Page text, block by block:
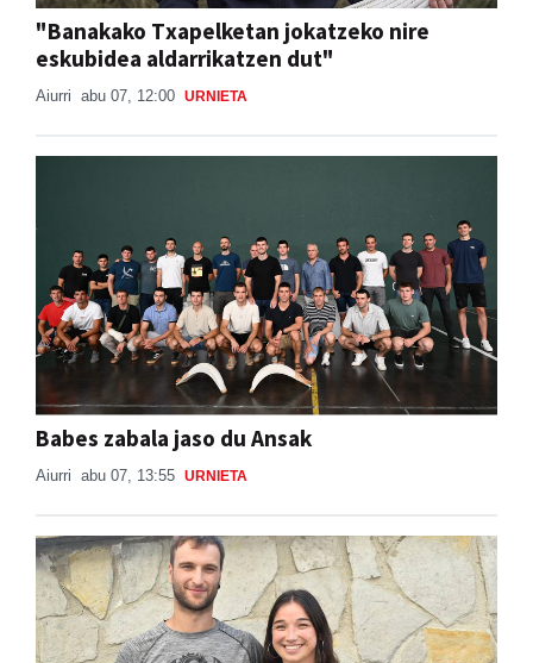
"Banakako Txapelketan jokatzeko nire
eskubidea aldarrikatzen dut"
Aiurri abu 07, 12:00 URNIETA
Babes zabala jaso du Ansak
Aiurri abu 07, 13:55 URNIETA